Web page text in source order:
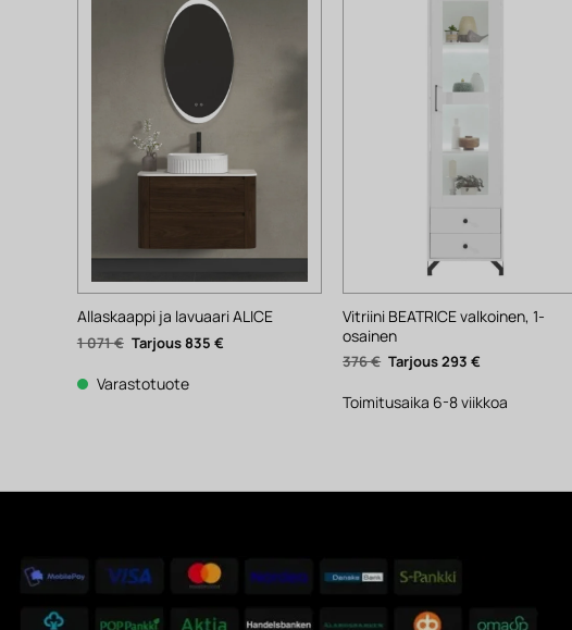
Allaskaappi ja lavuaari ALICE
1 071€ Alkuperäinen
hinta
1
071 €.
835 €Nykyinen
hinta
Varastotuote
Vitriini BEATRICE valkoinen, 1-
osainen
376€ Alkuperäinen
hinta
376 €.
293€
293 €.
Toimitusaika 6-8 viikkoa